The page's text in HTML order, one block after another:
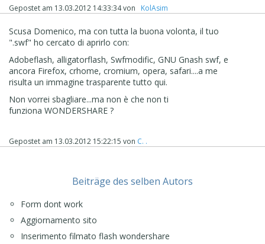
... ecco, ...fatto questo, crea alla radice del tuo Sito nel
"flashslideshow", e con un programma FTP di terze parti,
tipo Filezilla o WS-FTP, trasferisci completamente il
contenuto della cartella del PC nella cartella del Sito nel
WEB, con tutti i files e sotto-cartelle...
... quindi POSTA qui il LINK diretto alla pagina HTML dello
slideshow, per esempio:
www.nomedeltuosito/flashslideshow/index.html
con il passo successivo per l'incorporamento
nell'IFRAME...
Gepostet am 13.03.2012 14:33:34von ‪ KolAsim ‪ ‪
Scusa Domenico, ma con tutta la buona volonta, il tuo
".swf" ho cercato di aprirlo con:
Adobeflash, alligatorflash, Swfmodific, GNU Gnash swf, e
ancora Firefox, crhome, cromium, opera, safari....a me
risulta un immagine trasparente tutto qui.
Non vorrei sbagliare...ma non è che non ti
funziona WONDERSHARE ?
Gepostet am 13.03.2012 15:22:15 von C. .
Beiträge des selben Autors
Form dont work
Aggiornamento sito
Inserimento filmato flash wondershare